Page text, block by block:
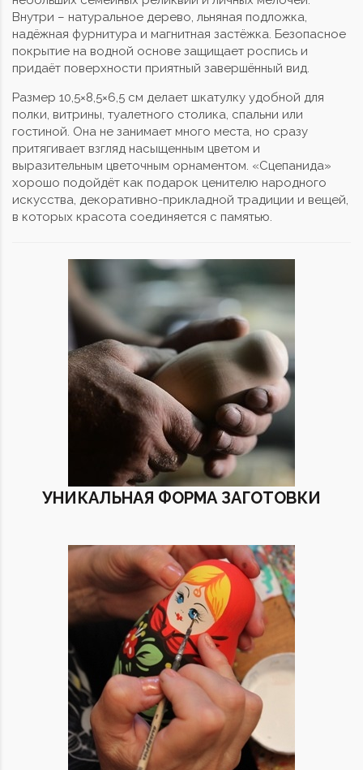
Внутри – натуральное дерево, льняная подложка,
надёжная фурнитура и магнитная застёжка. Безопасное
покрытие на водной основе защищает роспись и
придаёт поверхности приятный завершённый вид.
Размер 10,5×8,5×6,5 см делает шкатулку удобной для
полки, витрины, туалетного столика, спальни или
гостиной. Она не занимает много места, но сразу
притягивает взгляд насыщенным цветом и
выразительным цветочным орнаментом. «Сцепанида»
хорошо подойдёт как подарок ценителю народного
искусства, декоративно-прикладной традиции и вещей,
в которых красота соединяется с памятью.
УНИКАЛЬНАЯ ФОРМА ЗАГОТОВКИ